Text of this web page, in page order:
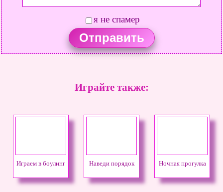
я не спамер
Играйте также:
Играем в боулинг Наведи порядок Ночная прогулка